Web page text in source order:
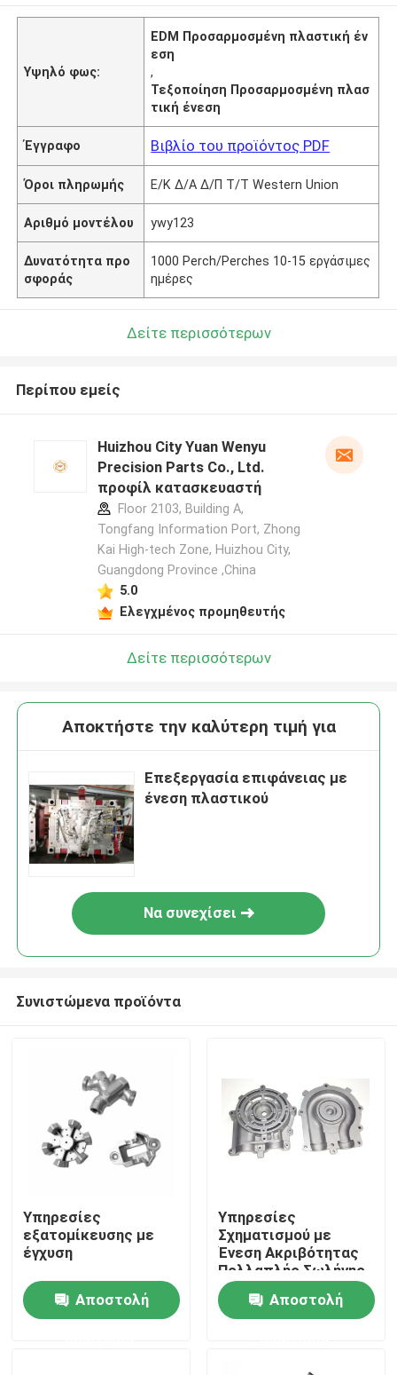
Σπίτι
Προϊόντα
Υψηλό φως:
EDM Προσαρμοσμένη πλαστική έν
εση
,
Τεξοποίηση Προσαρμοσμένη πλασ
τική ένεση
Έγγραφο Βιβλίο του προϊόντος PDF
Όροι πληρωμής Ε/Κ Δ/Α Δ/Π Τ/Τ Western Union
Αριθμό μοντέλου ywy123
Δυνατότητα προ
σφοράς
1000 Perch/Perches 10-15 εργάσιμες
ημέρες
Δείτε περισσότερων
Περίπου εμείς
Huizhou City Yuan Wenyu
Precision Parts Co., Ltd.
προφίλ κατασκευαστή
Floor 2103, Building A,
Tongfang Information Port, Zhong
Kai High-tech Zone, Huizhou City,
Guangdong Province ,China
5.0
Ελεγχμένος προμηθευτής
Δείτε περισσότερων
Αποκτήστε την καλύτερη τιμή για
Επεξεργασία επιφάνειας με
ένεση πλαστικού
Να συνεχίσει
Συνιστώμενα προϊόντα
Υπηρεσίες
εξατομίκευσης με
έγχυση
Αποστολή
Υπηρεσίες
Σχηματισμού με
Ένεση Ακριβότητας
Πολλαπλής Σωλήνης
Ζωής Σκηνοθεσίας
500k-1MΑποστολή